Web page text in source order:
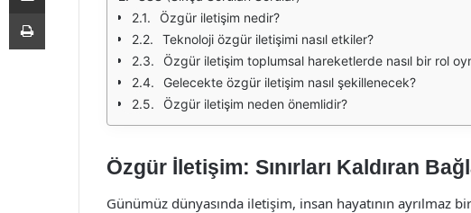
Özgür iletişim nedir?
Teknoloji özgür iletişimi nasıl etkiler?
Özgür iletişim toplumsal hareketlerde nasıl bir rol
Gelecekte özgür iletişim nasıl şekillenecek?
Özgür iletişim neden önemlidir?
Özgür İletişim: Sınırları Kaldıran
Günümüz dünyasında iletişim, insan hayatının ayrılmaz